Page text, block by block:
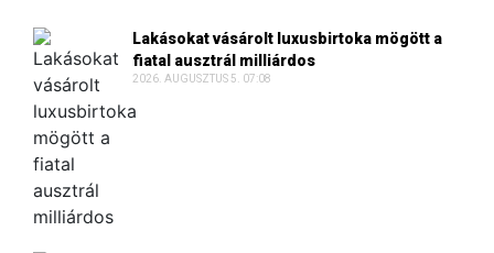
Lakásokat vásárolt luxusbirtoka mögött a
fiatal ausztrál milliárdos
2026. AUGUSZTUS 5. 07:08